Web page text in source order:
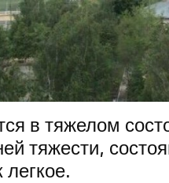
в тяжелом
тяжести,
легкое.